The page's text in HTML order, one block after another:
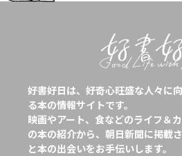
好書好日は、好奇心旺盛な人々に
る本の情報サイトです。
映画やアート、食などのライフ＆
の本の紹介から、朝日新聞に掲載
と本の出会いをお手伝いします。